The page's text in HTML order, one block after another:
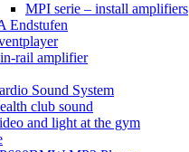
MPI serie – install amplifiers
Endstufen
rail amplifier
Sound System
club sound
and light at the gym